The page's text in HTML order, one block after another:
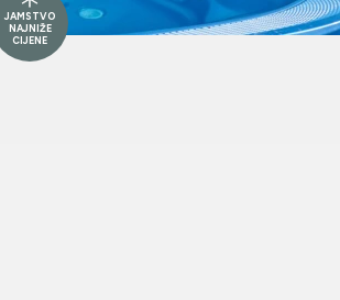
JAMSTVO
NAJNIŽE
CIJENE